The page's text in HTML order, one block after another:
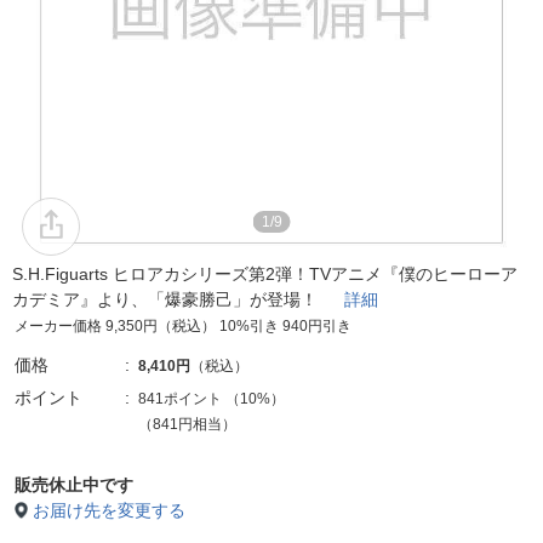
1/9
S.H.Figuarts ヒロアカシリーズ第2弾！TVアニメ『僕のヒーローア
カデミア』より、「爆豪勝己」が登場！ 詳細
メーカー価格 9,350円（税込） 10%引き 940円引き
価格 8,410円 （税込）
ポイント 841ポイント （ 10%）
（841円相当）
販売休止中です
お届け先を変更する